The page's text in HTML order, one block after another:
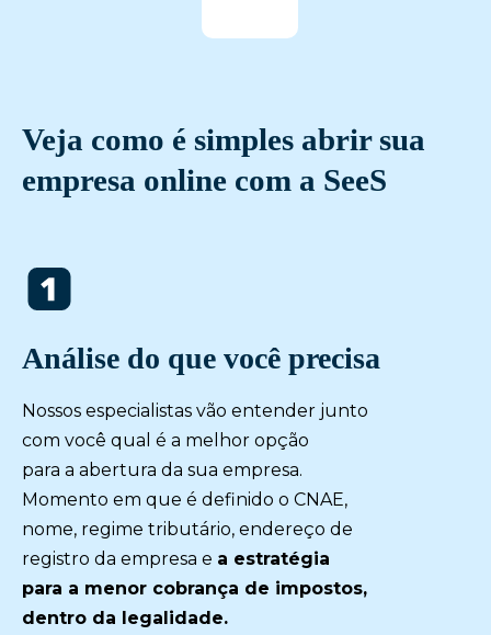
Veja como é simples abrir sua
empresa online com a SeeS
Análise do que você precisa
Nossos especialistas vão entender junto
com você qual é a melhor opção
para a abertura da sua empresa.
Momento em que é definido o CNAE,
nome, regime tributário, endereço de
registro da empresa e a estratégia
para a menor cobrança de impostos,
dentro da legalidade.